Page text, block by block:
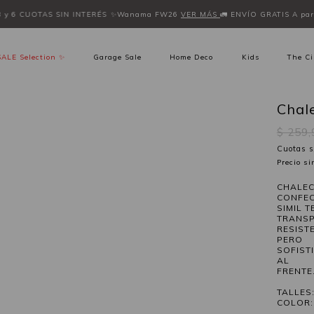
6 CUOTAS SIN INTERÉS ✨Wanama FW26 VER MÁS🚛 ENVÍO GRATIS A
Selection ✨ Garage Sale Home Deco Kids The
$
Cuotas
Precio
SIMIL
PERO
AL